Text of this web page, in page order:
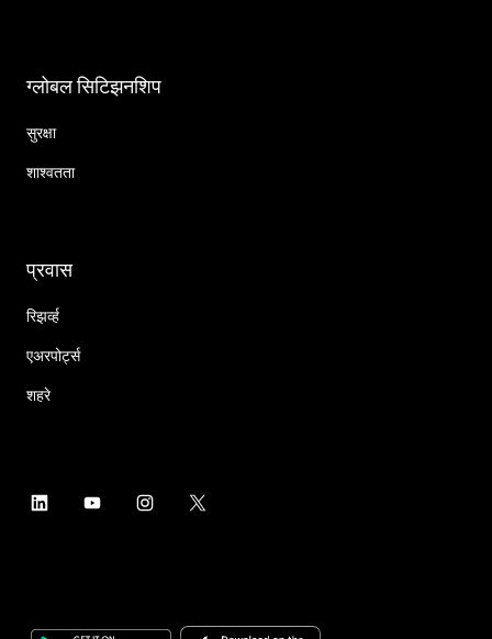
ग्लोबल सिटिझनशिप
सुरक्षा
शाश्वतता
प्रवास
रिझर्व्ह
एअरपोर्ट्स
शहरे